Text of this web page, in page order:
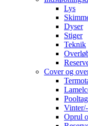
Lys
Dyser
Stiger
Teknik
Cover og
Pooltag
Oprul